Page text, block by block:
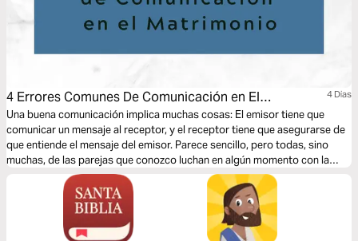
4 Errores Comunes De Comunicación en El
Matrimonio
4 Dias
Una buena comunicación implica muchas cosas: El emisor tiene que
comunicar un mensaje al receptor, y el receptor tiene que asegurarse de
que entiende el mensaje del emisor. Parece sencillo, pero todas, sino
muchas, de las parejas que conozco luchan en algún momento con la
comunicación. Este plan del consejero cristiano Dr. Kim Kimberling te
enseña cómo evitar 4 errores comunes de comunicación matrimonial
con sabiduría bíblica.